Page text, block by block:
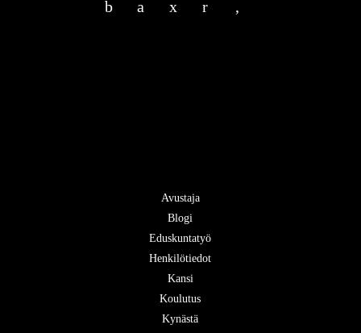
b a x r ,
Avustaja
Blogi
Eduskuntatyö
Henkilötiedot
Kansi
Koulutus
Kynästä